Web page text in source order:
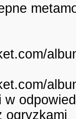
ogryzkami